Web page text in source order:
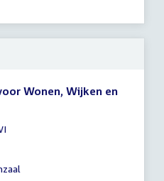
Wonen, Wijken en